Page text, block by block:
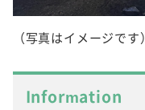
（写真はイメージです）
Information